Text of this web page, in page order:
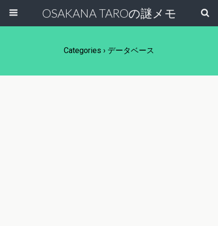
OSAKANA TAROの謎メモ
Categories › データベース